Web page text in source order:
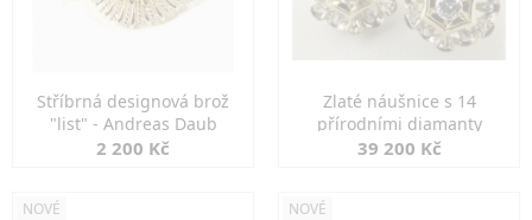
Stříbrná designová brož
"list" - Andreas Daub
2 200 Kč
Zlaté náušnice s 14
přírodními diamanty
39 200 Kč
NOVÉ NOVÉ